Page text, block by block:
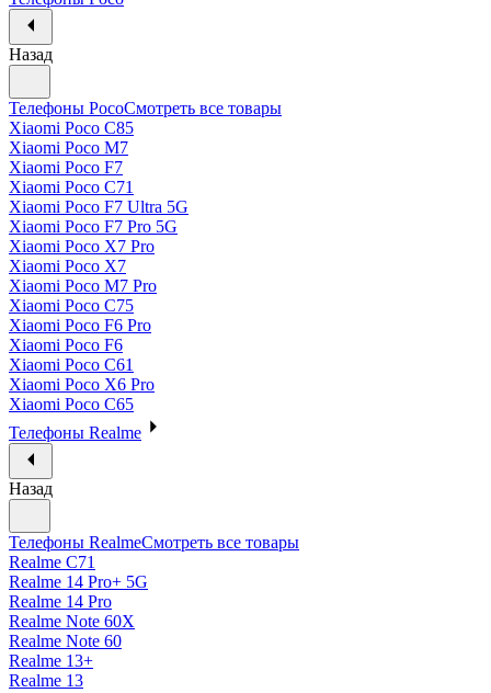
Назад
Телефоны PocoСмотреть все товары
Xiaomi Poco C85
Xiaomi Poco M7
Xiaomi Poco F7
Xiaomi Poco C71
Xiaomi Poco F7 Ultra 5G
Xiaomi Poco F7 Pro 5G
Xiaomi Poco X7 Pro
Xiaomi Poco X7
Xiaomi Poco M7 Pro
Xiaomi Poco C75
Xiaomi Poco F6 Pro
Xiaomi Poco F6
Xiaomi Poco C61
Xiaomi Poco X6 Pro
Xiaomi Poco C65
Телефоны Realme
Назад
Телефоны RealmeСмотреть все товары
Realme C71
Realme 14 Pro+ 5G
Realme 14 Pro
Realme Note 60X
Realme Note 60
Realme 13+
Realme 13